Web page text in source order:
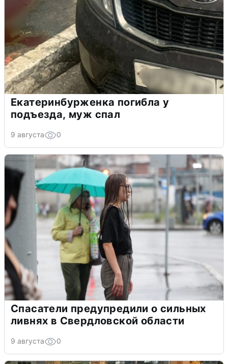
Екатеринбурженка погибла у
подъезда, муж спал
9 августа 0
Спасатели предупредили о сильных
ливнях в Свердловской области
9 августа 0